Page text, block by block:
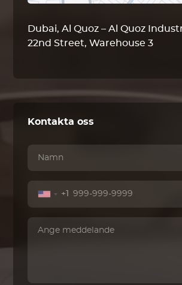
Dubai, Al Quoz – Al Quoz
22nd Street, Warehouse 3
Kontakta oss
+1